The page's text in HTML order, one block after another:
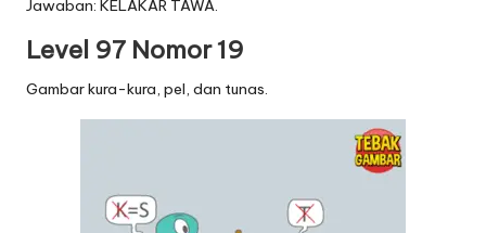
Jawaban: KELAKAR TAWA.
Level 97 Nomor 19
Gambar kura-kura, pel, dan tunas.